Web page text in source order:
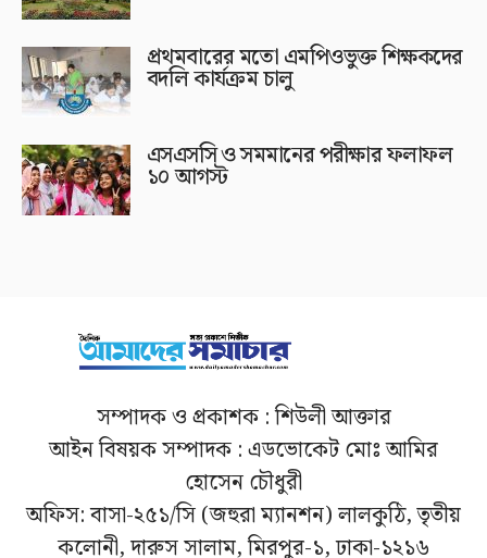
প্রথমবারের মতো এমপিওভুক্ত শিক্ষকদের
বদলি কার্যক্রম চালু
এসএসসি ও সমমানের পরীক্ষার ফলাফল
১০ আগস্ট
সম্পাদক ও প্রকাশক : শিউলী আক্তার
আইন বিষয়ক সম্পাদক : এডভোকেট মোঃ আমির
হোসেন চৌধুরী
অফিস: বাসা-২৫১/সি (জহুরা ম্যানশন) লালকুঠি, তৃতীয়
কলোনী, দারুস সালাম, মিরপুর-১, ঢাকা-১২১৬